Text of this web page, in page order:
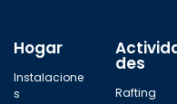
Hogar
Instalacione
s
des
Rafting